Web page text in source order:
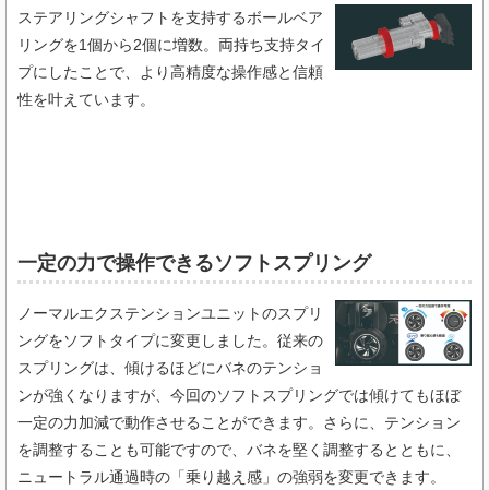
ステアリングシャフトを支持するボールベア
リングを1個から2個に増数。両持ち支持タイ
プにしたことで、より高精度な操作感と信頼
性を叶えています。
一定の力で操作できるソフトスプリング​
ノーマルエクステンションユニットのスプリ
ングをソフトタイプに変更しました。従来の
スプリングは、傾けるほどにバネのテンショ
ンが強くなりますが、今回のソフトスプリングでは傾けてもほぼ
一定の力加減で動作させることができます。さらに、テンション
を調整することも可能ですので、バネを堅く調整するとともに、
ニュートラル通過時の「乗り越え感」の強弱を変更できます。